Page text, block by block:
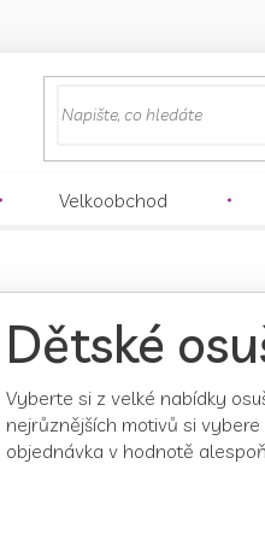
Velkoobchod
Dětské
Vyberte si z velké nabídky
nejrůznějších motivů si
objednávka v hodnotě